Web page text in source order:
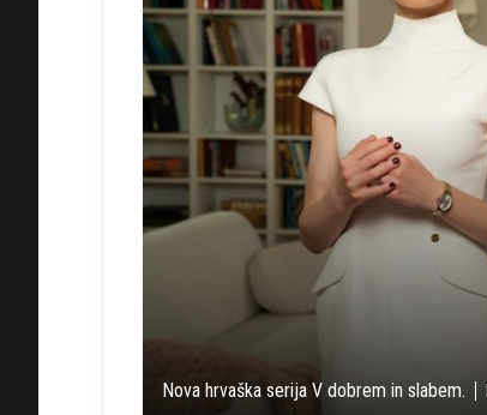
Nova hrvaška serija V dobrem in slabem.